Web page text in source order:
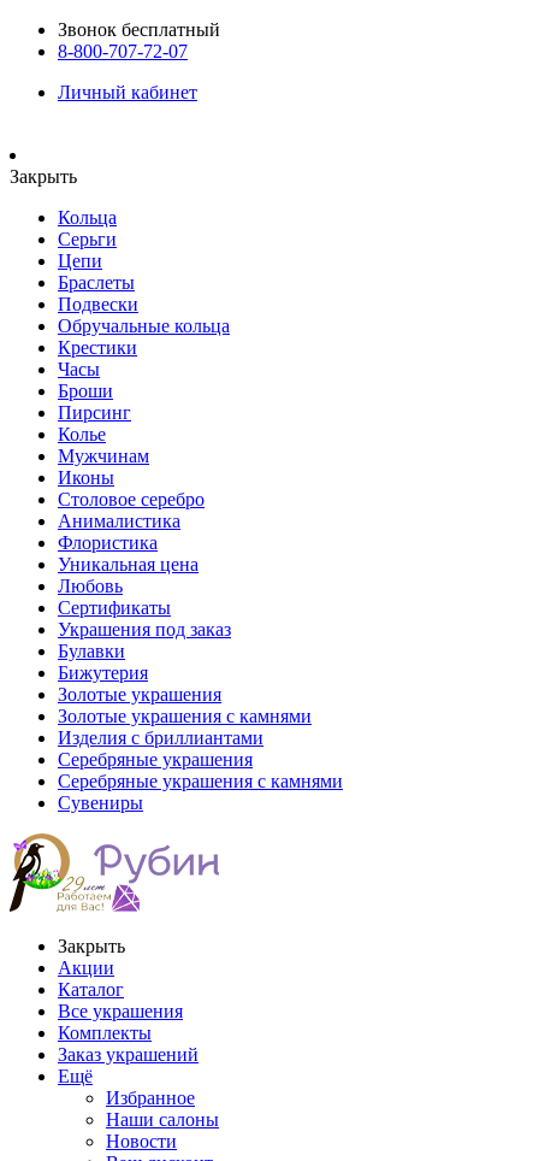
Звонок бесплатный
8-800-707-72-07
Личный кабинет
Закрыть
Кольца
Серьги
Цепи
Браслеты
Подвески
Обручальные кольца
Крестики
Часы
Броши
Пирсинг
Колье
Мужчинам
Иконы
Столовое серебро
Анималистика
Флористика
Уникальная цена
Любовь
Сертификаты
Украшения под заказ
Булавки
Бижутерия
Золотые украшения
Золотые украшения с камнями
Изделия с бриллиантами
Серебряные украшения
Серебряные украшения с камнями
Сувениры
Закрыть
Акции
Каталог
Все украшения
Комплекты
Заказ украшений
Ещё
Избранное
Наши салоны
Новости